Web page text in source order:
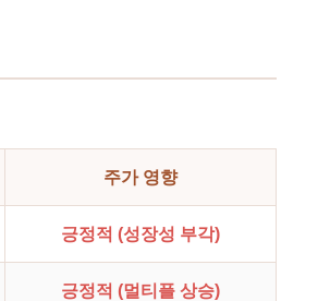
주가 영향
긍정적 (성장성 부각)
긍정적 (멀티플 상승)